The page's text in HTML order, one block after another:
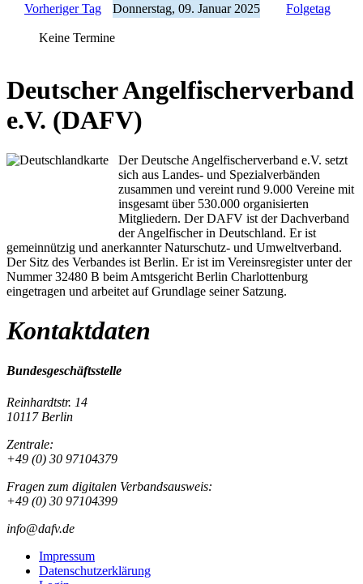
Vorheriger Tag Donnerstag, 09. Januar 2025 Folgetag
Keine Termine
Deutscher Angelfischerverband
e.V. (DAFV)
Der Deutsche Angelfischerverband e.V. setzt
sich aus Landes- und Spezialverbänden
zusammen und vereint rund 9.000 Vereine mit
insgesamt über 530.000 organisierten
Mitgliedern. Der DAFV ist der Dachverband
der Angelfischer in Deutschland. Er ist
gemeinnützig und anerkannter Naturschutz- und Umweltverband.
Der Sitz des Verbandes ist Berlin. Er ist im Vereinsregister unter der
Nummer 32480 B beim Amtsgericht Berlin Charlottenburg
eingetragen und arbeitet auf Grundlage seiner Satzung.
Kontaktdaten
Bundesgeschäftsstelle
Reinhardtstr. 14
10117 Berlin
Zentrale:
+49 (0) 30 97104379
Fragen zum digitalen Verbandsausweis:
+49 (0) 30 97104399
info@dafv.de
Impressum
Datenschutzerklärung